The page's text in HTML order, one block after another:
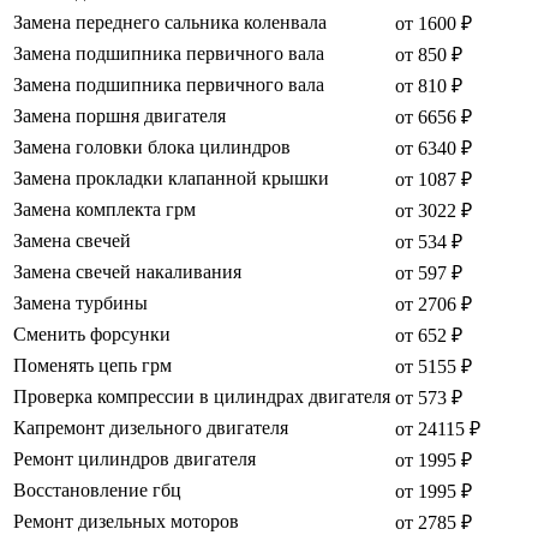
Замена переднего сальника коленвала
от 1600 ₽
Замена подшипника первичного вала
от 850 ₽
Замена подшипника первичного вала
от 810 ₽
Замена поршня двигателя
от 6656 ₽
Замена головки блока цилиндров
от 6340 ₽
Замена прокладки клапанной крышки
от 1087 ₽
Замена комплекта грм
от 3022 ₽
Замена свечей
от 534 ₽
Замена свечей накаливания
от 597 ₽
Замена турбины
от 2706 ₽
Сменить форсунки
от 652 ₽
Поменять цепь грм
от 5155 ₽
Проверка компрессии в цилиндрах двигателя от 573 ₽
Капремонт дизельного двигателя
от 24115 ₽
Ремонт цилиндров двигателя
от 1995 ₽
Восстановление гбц
от 1995 ₽
Ремонт дизельных моторов
от 2785 ₽